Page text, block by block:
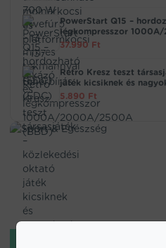
PowerStart Q15 –
légkompresszor
37.990 Ft
Retro Kresz teszt
játék kicsiknek és
5.890 Ft